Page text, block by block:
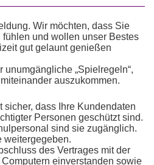
Wir möchten, dass Sie
und wollen unser Bestes
gut gelaunt genießen
„Spielregeln“,
auszukommen.
sicher, dass Ihre Kundendaten
Personen geschützt sind.
sind sie zugänglich.
weitergegeben.
des Vertrages mit der
einverstanden sowie